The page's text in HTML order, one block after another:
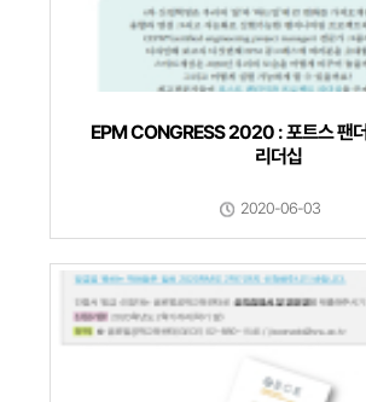
EPM CONGRESS 2020 : 포트스 팬
리더십
2020-06-03